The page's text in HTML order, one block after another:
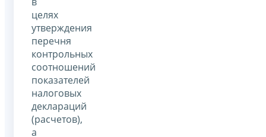
целях
утверждения
перечня
контрольных
соотношений
показателей
налоговых
деклараций
(расчетов),
а